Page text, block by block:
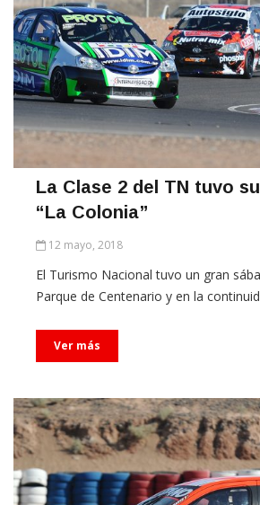
La Clase 2 del TN tuvo
“La Colonia”
12 mayo, 2018
El Turismo Nacional tuvo un gran
Parque de Centenario y en la
Ver más